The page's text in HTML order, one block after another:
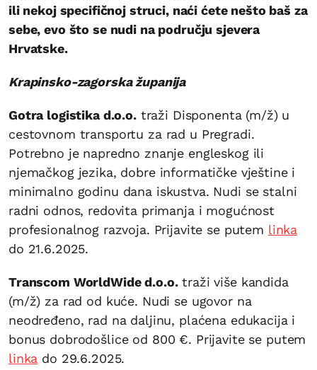
ili nekoj specifičnoj struci, naći ćete nešto baš za
sebe, evo što se nudi na području sjevera
Hrvatske.
Krapinsko-zagorska županija
Gotra logistika d.o.o.traži Disponenta (m/ž) u
cestovnom transportu za rad u Pregradi.
Potrebno je napredno znanje engleskog ili
njemačkog jezika, dobre informatičke vještine i
minimalno godinu dana iskustva. Nudi se stalni
radni odnos, redovita primanja i mogućnost
profesionalnog razvoja. Prijavite se putem linka
do 21.6.2025.
Transcom WorldWide d.o.o.traži više kandida
(m/ž) za rad od kuće. Nudi se ugovor na
neodređeno, rad na daljinu, plaćena edukacija i
bonus dobrodošlice od 800 €. Prijavite se putem
linka do 29.6.2025.